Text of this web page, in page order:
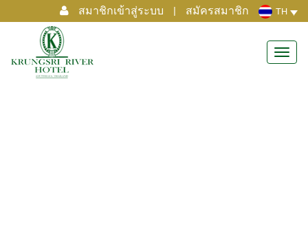
สมาชิกเข้าสู่ระบบ | สมัครสมาชิก TH